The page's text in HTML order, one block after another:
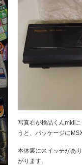
写真右が検品くんmkII
うと、パッケージに
本体裏にスイッチがあ
がります。